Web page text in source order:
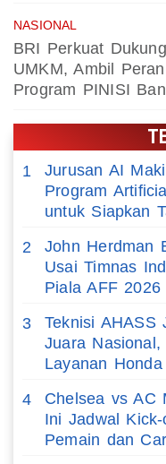
NASIONAL
BRI Perkuat
UMKM, Ambil
Program PINISI
1
Jurusan AI
Program
untuk Siapkan
2
John Herdman
Usai Timnas
Piala AFF 2026
3
Teknisi AHASS
Juara
Layanan Honda
4
Chelsea vs AC
Ini Jadwal
Pemain dan